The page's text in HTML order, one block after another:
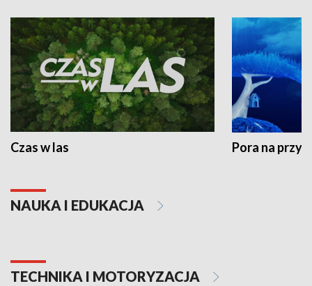
Czas w las Pora na
NAUKA I EDUKACJA
TECHNIKA I MOTORYZACJA